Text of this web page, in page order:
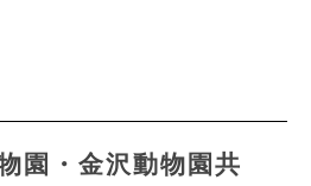
園・金沢動物園共